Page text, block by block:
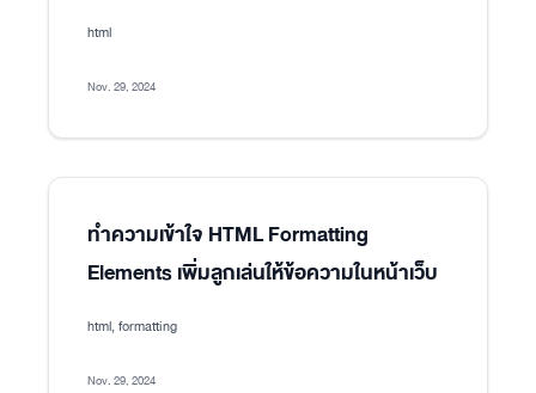
html
Nov. 29, 2024
ทำความเข้าใจ HTML Formatting
Elements เพิ่มลูกเล่นให้ข้อความในหน้าเว็บ
html, formatting
Nov. 29, 2024